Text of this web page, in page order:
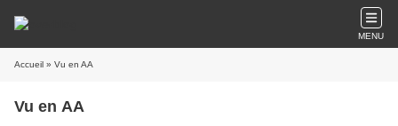
MENU
Accueil » Vu en AA
Vu en AA